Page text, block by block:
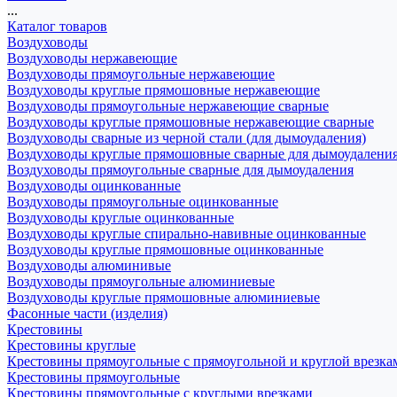
...
Каталог товаров
Воздуховоды
Воздуховоды нержавеющие
Воздуховоды прямоугольные нержавеющие
Воздуховоды круглые прямошовные нержавеющие
Воздуховоды прямоугольные нержавеющие сварные
Воздуховоды круглые прямошовные нержавеющие сварные
Воздуховоды сварные из черной стали (для дымоудаления)
Воздуховоды круглые прямошовные сварные для
Воздуховоды прямоугольные сварные для дымоудаления
Воздуховоды оцинкованные
Воздуховоды прямоугольные оцинкованные
Воздуховоды круглые оцинкованные
Воздуховоды круглые спирально-навивные оцинкованные
Воздуховоды круглые прямошовные оцинкованные
Воздуховоды алюминивые
Воздуховоды прямоугольные алюминиевые
Воздуховоды круглые прямошовные алюминиевые
Фасонные части (изделия)
Крестовины
Крестовины круглые
Крестовины прямоугольные с прямоугольной и круглой
Крестовины прямоугольные
Крестовины прямоугольные с круглыми врезками